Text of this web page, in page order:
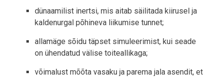
dünaamilist inertsi, mis aitab säilitada kiirusel ja
kaldenurgal põhineva liikumise tunnet;
allamäge sõidu täpset simuleerimist, kui seade
on ühendatud välise toiteallikaga;
võimalust mõõta vasaku ja parema jala asendit, et